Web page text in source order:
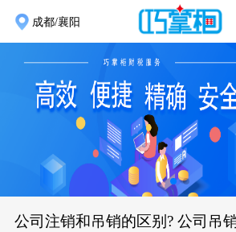
成都/襄阳
公司注销和吊销的区别? 公司吊